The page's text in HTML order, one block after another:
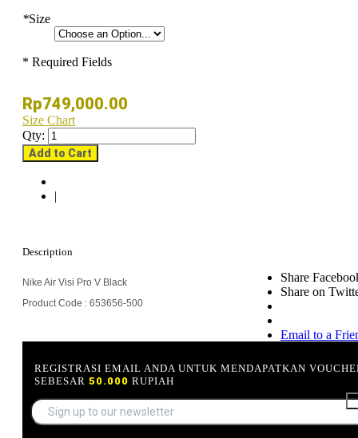
*Size
* Required Fields
Rp749,000.00
Size Chart
Qty:
Add to Cart
|
Share
Share on
Email to a
Description
Nike Air Visi Pro V Black
Product Code : 653656-500
REGISTRASI EMAIL ANDA UNTUK MENDAPATKAN
SEBESAR 50.000 RUPIAH